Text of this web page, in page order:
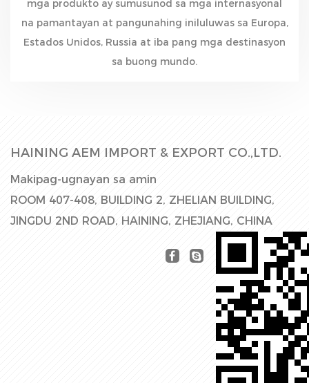
mga produkto ay sumusunod sa mga internasyonal
na pamantayan at pangunahing iniluluwas sa Europa,
Estados Unidos, Russia at iba pang mga destinasyon
sa buong mundo.
HAINING AEM IMPORT & EXPORT CO.,LTD.
Makipag-ugnayan sa amin
ROOM 407-408, BUILDING 2, ZHELIAN BUILDING,
JINGDU 2ND ROAD, HAINING, ZHEJIANG, CHINA